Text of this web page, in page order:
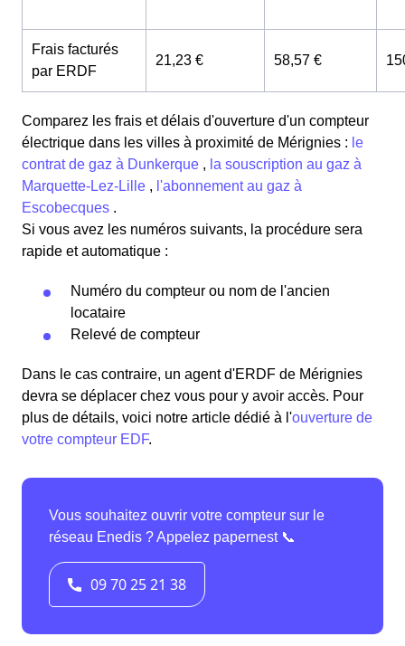
Frais facturés
par ERDF
21,23 € 58,57 €
Comparez les frais et délais d'ouverture d'un compteur
électrique dans les villes à proximité de Mérignies : le
contrat de gaz à Dunkerque , la souscription au gaz à
Marquette-Lez-Lille , l'abonnement au gaz à
Escobecques .
Si vous avez les numéros suivants, la procédure sera
rapide et automatique :
Numéro du compteur ou nom de l'ancien
locataire
Relevé de compteur
Dans le cas contraire, un agent d'ERDF de Mérignies
devra se déplacer chez vous pour y avoir accès. Pour
plus de détails, voici notre article dédié à l'ouverture de
votre compteur EDF.